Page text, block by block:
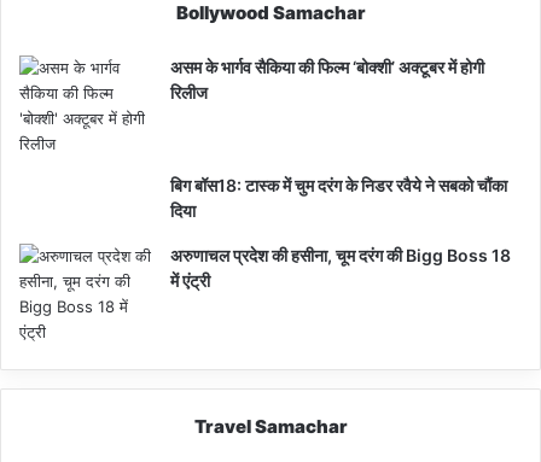
Bollywood Samachar
असम के भार्गव सैकिया की फिल्म ‘बोक्शी’ अक्टूबर में होगी
रिलीज
बिग बॉस18: टास्क में चुम दरंग के निडर रवैये ने सबको चौंका
दिया
अरुणाचल प्रदेश की हसीना, चूम दरंग की Bigg Boss 18
में एंट्री
Travel Samachar